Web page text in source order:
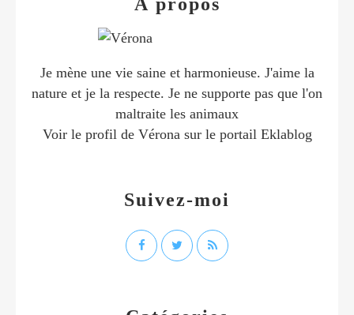
Suivez-moi
Je mène une vie saine et harmonieuse. J'aime la
nature et je la respecte. Je ne supporte pas que l'on
maltraite les animaux
Voir le profil de Vérona sur le portail Eklablog